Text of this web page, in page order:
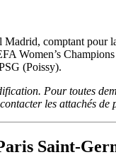
Madrid, comptant pour
Women’s
(Poissy).
Pour toutes
les attachés de
Saint-